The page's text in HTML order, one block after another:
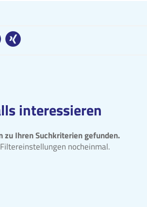
interessieren
Ihren Suchkriterien gefunden.
nocheinmal.